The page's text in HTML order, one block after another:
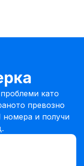
като
превозно
номера и получи